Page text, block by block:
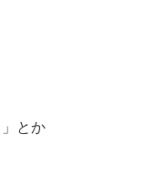
」とか